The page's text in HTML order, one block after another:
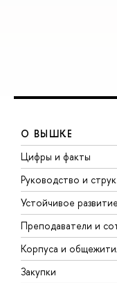
О ВЫШКЕ
Цифры и факты
Руководство и
Устойчивое
Преподаватели и
Корпуса и
Закупки